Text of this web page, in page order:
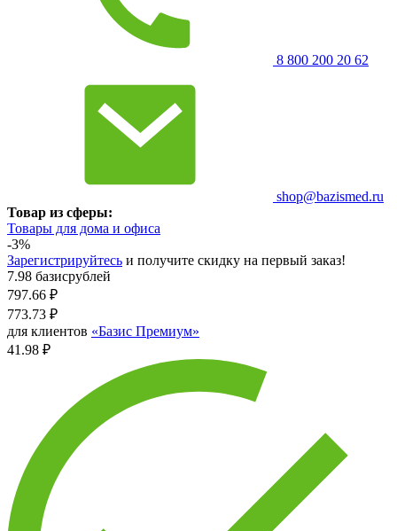
8 800 200 20 62
shop@bazismed.ru
Товар из сферы:
Товары для дома и офиса
-3%
Зарегистрируйтесь и получите скидку на первый заказ!
7.98 базисрублей
797.66 ₽
773.73 ₽
для клиентов «Базис Премиум»
41.98 ₽